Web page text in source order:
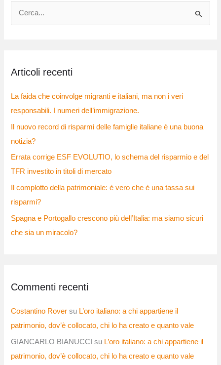
a
Articoli recenti
La faida che coinvolge migranti e italiani, ma non i veri
responsabili. I numeri dell’immigrazione.
Il nuovo record di risparmi delle famiglie italiane è una buona
notizia?
Errata corrige ESF EVOLUTIO, lo schema del risparmio e del
TFR investito in titoli di mercato
Il complotto della patrimoniale: è vero che è una tassa sui
risparmi?
Spagna e Portogallo crescono più dell’Italia: ma siamo sicuri
che sia un miracolo?
Commenti recenti
Costantino Rover su L’oro italiano: a chi appartiene il
patrimonio, dov’è collocato, chi lo ha creato e quanto vale
GIANCARLO BIANUCCI su L’oro italiano: a chi appartiene il
patrimonio, dov’è collocato, chi lo ha creato e quanto vale